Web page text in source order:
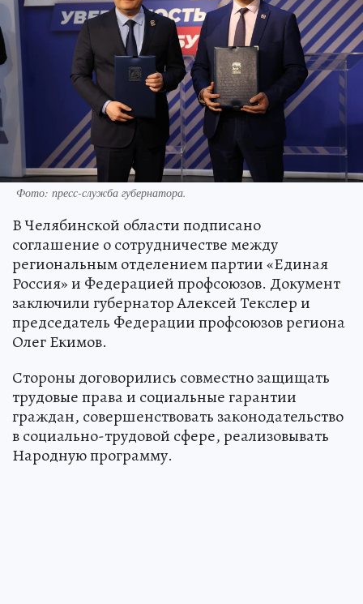
Фото: пресс-служба губернатора.
В Челябинской области подписано
соглашение о сотрудничестве между
региональным отделением партии «Единая
Россия» и Федерацией профсоюзов. Документ
заключили губернатор Алексей Текслер и
председатель Федерации профсоюзов региона
Олег Екимов.
Стороны договорились совместно защищать
трудовые права и социальные гарантии
граждан, совершенствовать законодательство
в социально-трудовой сфере, реализовывать
Народную программу.